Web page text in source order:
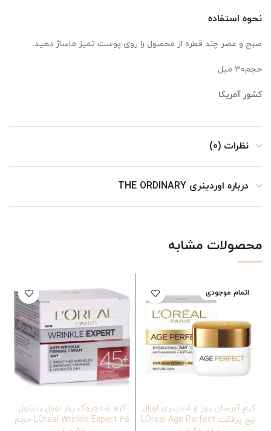
نحوه استفاده
صبح و عصر چند قطره از محصول را روی پوست تمیز ماساژ دهید.
حجم۳۰ میل
کشور آمریکا
نظرات (0)
درباره اوردینری THE ORDINARY
محصولات مشابه
اتمام موجودی
کرم آبرسان روز و ضدپیری لورال
ایج پرفکت LOreal Age Perfect
کرم ضدچروک روز لورال رتینول
LOreal Wrinkle Expert 45 حجم